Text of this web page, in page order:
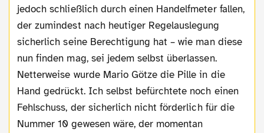
jedoch schließlich durch einen Handelfmeter fallen,
der zumindest nach heutiger Regelauslegung
sicherlich seine Berechtigung hat – wie man diese
nun finden mag, sei jedem selbst überlassen.
Netterweise wurde Mario Götze die Pille in die
Hand gedrückt. Ich selbst befürchtete noch einen
Fehlschuss, der sicherlich nicht förderlich für die
Nummer 10 gewesen wäre, der momentan